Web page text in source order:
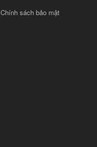
Chính sách bảo mật